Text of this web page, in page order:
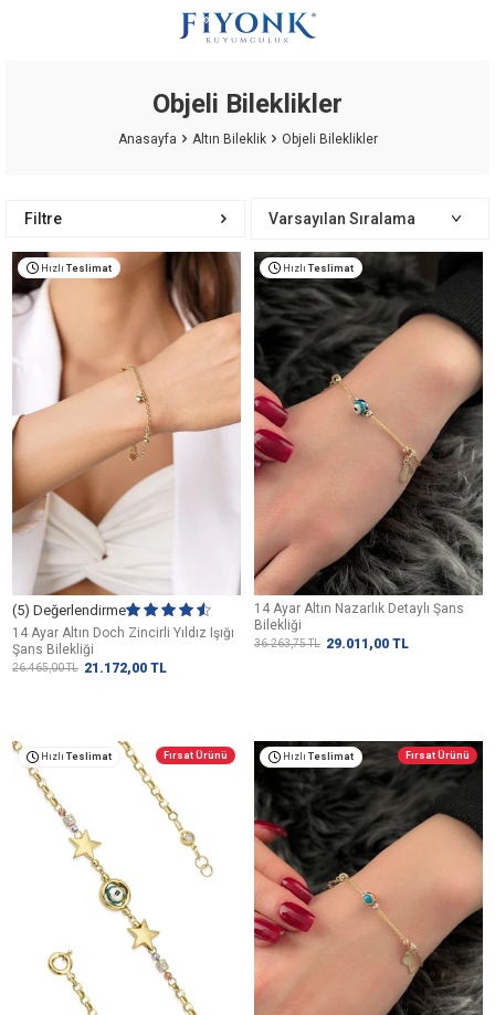
Objeli Bileklikler
Anasayfa Altın Bileklik Objeli Bileklikler
Filtre
Hızlı Teslimat
(5) Değerlendirme
14 Ayar Altın Doch Zincirli Yıldız Işığı
Şans Bilekliği
26.465,00TL 21.172,00 TL
Hızlı Teslimat
14 Ayar Altın Nazarlık Detaylı Şans
Bilekliği
36.263,75TL 29.011,00 TL
Hızlı Teslimat Fırsat Ürünü Hızlı Teslimat Fırsat Ürünü